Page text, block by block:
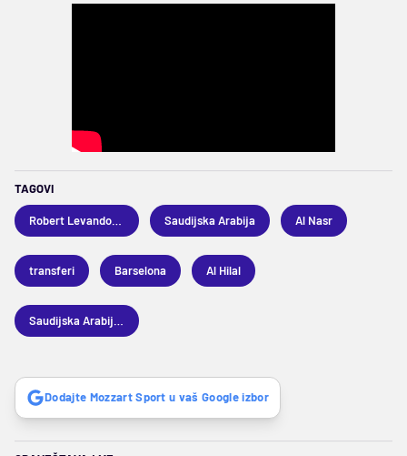
TAGOVI
Saudijska Arabija Al Nasr
transferi Barselona Al Hilal
Dodajte Mozzart Sport u vaš Google izbor